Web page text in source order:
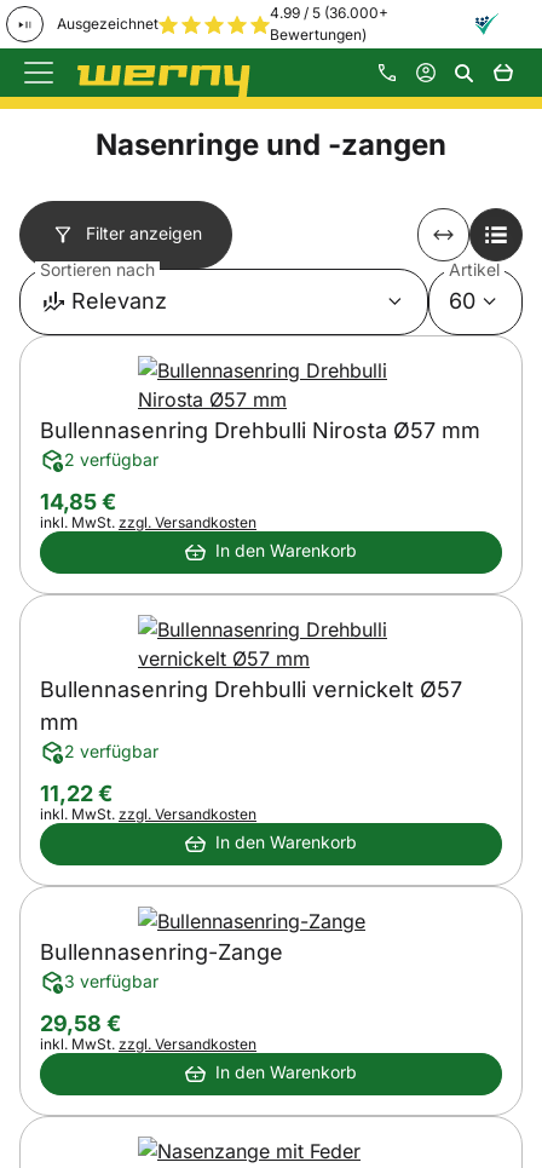
Ausgezeichnet
4.99 / 5 (36.000+
Bewertungen)
Zum Hauptinhalt springen
Nasenringe und -zangen
Filter anzeigen
Sortieren nach
Relevanz
Artikel
60
Bullennasenring Drehbulli Nirosta Ø57 mm
2 verfügbar
14,85€
Steuerhinweis:
inkl. MwSt. zzgl. Versandkosten
In den Warenkorb
Bullennasenring Drehbulli vernickelt Ø57
mm
2 verfügbar
11,22€
Steuerhinweis:
inkl. MwSt. zzgl. Versandkosten
In den Warenkorb
Bullennasenring-Zange
3 verfügbar
29,58 €
Steuerhinweis:
inkl. MwSt. zzgl. Versandkosten
In den Warenkorb